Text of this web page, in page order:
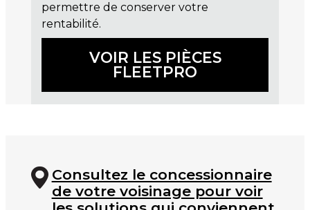
permettre de conserver votre
rentabilité.
VOIR LES PIÈCES
FLEETPRO
Consultez le concessionnaire
de votre voisinage pour voir